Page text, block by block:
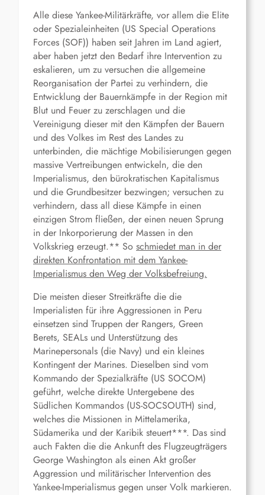
Alle diese Yankee-Militärkräfte, vor allem die Elite
oder Spezialeinheiten (US Special Operations
Forces (SOF)) haben seit Jahren im Land agiert,
aber haben jetzt den Bedarf ihre Intervention zu
eskalieren, um zu versuchen die allgemeine
Reorganisation der Partei zu verhindern, die
Entwicklung der Bauernkämpfe in der Region mit
Blut und Feuer zu zerschlagen und die
Vereinigung dieser mit den Kämpfen der Bauern
und des Volkes im Rest des Landes zu
unterbinden, die mächtige Mobilisierungen gegen
massive Vertreibungen entwickeln, die den
Imperialismus, den bürokratischen Kapitalismus
und die Grundbesitzer bezwingen; versuchen zu
verhindern, dass all diese Kämpfe in einen
einzigen Strom fließen, der einen neuen Sprung
in der Inkorporierung der Massen in den
Volkskrieg erzeugt.** So schmiedet man in der
direkten Konfrontation mit dem Yankee-
Imperialismus den Weg der Volksbefreiung.
Die meisten dieser Streitkräfte die die
Imperialisten für ihre Aggressionen in Peru
einsetzen sind Truppen der Rangers, Green
Berets, SEALs und Unterstützung des
Marinepersonals (die Navy) und ein kleines
Kontingent der Marines. Dieselben sind vom
Kommando der Spezialkräfte (US SOCOM)
geführt, welche direkte Untergebene des
Südlichen Kommandos (US-SOCSOUTH) sind,
welches die Missionen in Mittelamerika,
Südamerika und der Karibik steuert***. Das sind
auch Fakten die die Ankunft des Flugzeugträgers
George Washington als einen Akt großer
Aggression und militärischer Intervention des
Yankee-Imperialismus gegen unser Volk markieren.